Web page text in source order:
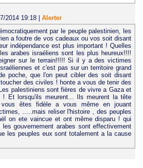
2014 19:18 | Alerter
par le peuple palestinien, les
a foutre de vos cadeaux ou vos soit disant
indépendance est plus important ! Quelles
arabes israéliens sont les plus heureux!!!!
sur le terrain!!!!! Si il y a des victimes
et c'est pas sur un territoire grand
poche, que l'on peut cibler des soit disant
des civiles ! honte a vous de tenir des
palestiniens sont fières de vivre a Gaza et
! Et lorsqu'ils meurent... Ils meurent la tête
vous êtes fidèle a vous même en jouant
.....mais reliser l'histoire , des peuples
on ete vaincue et ont même disparu ! qui
gouvernement arabes sont effectivement
les peuples eux sont totalement a la cause